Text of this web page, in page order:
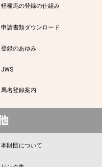
軽種馬の登録の仕組み
申請書類ダウンロード
登録のあゆみ
JWS
馬名登録案内
本財団について